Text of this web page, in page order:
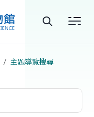
站
尋
主題導覽搜尋